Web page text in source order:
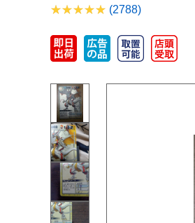
(2788)